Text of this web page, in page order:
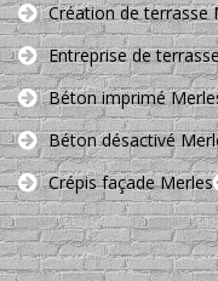
Création de terrasse
Entreprise de
Béton imprimé
Béton désactivé
Crépis façade Merles